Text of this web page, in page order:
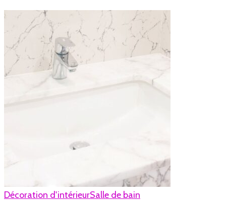
Décoration d'intérieurSalle de bain